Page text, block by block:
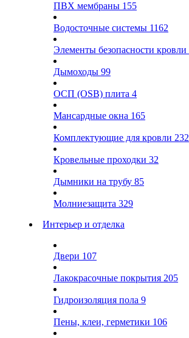
ПВХ мембраны 155
Водосточные системы 1162
Элементы безопасности кровли
Дымоходы 99
ОСП (OSB) плита 4
Мансардные окна 165
Комплектующие для кровли 232
Кровельные проходки 32
Дымники на трубу 85
Молниезащита 329
Интерьер и отделка
Двери 107
Лакокрасочные покрытия 205
Гидроизоляция пола 9
Пены, клеи, герметики 106